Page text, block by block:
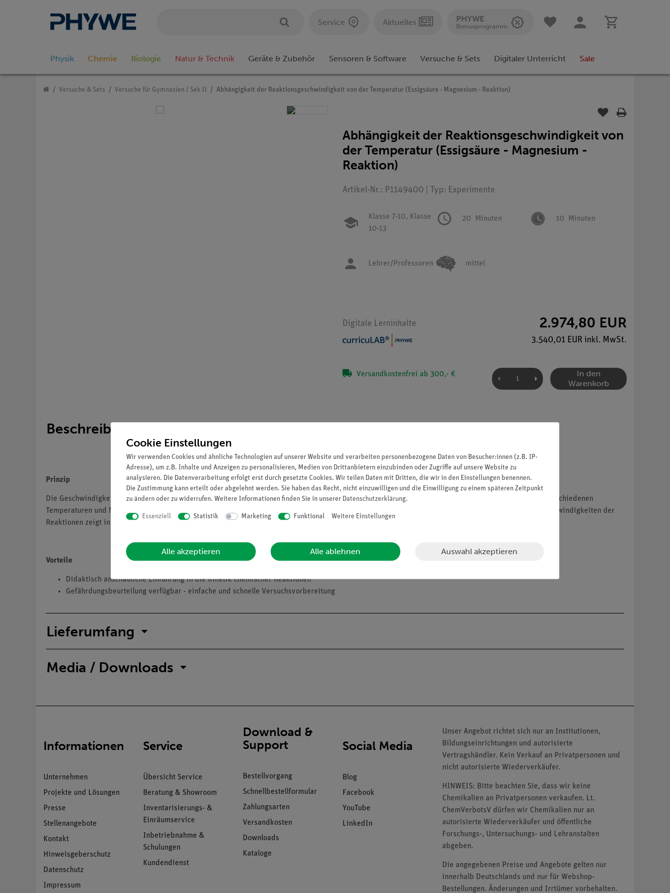
Service Aktuelles PHYWE
Bonusprogramm
Physik Chemie Biologie Natur & Technik Geräte & Zubehör Sensoren & Software Versuche & Sets Digitaler Unterricht Sale
Versuche & Sets Versuche für Gymnasien / Sek II Abhängigkeit der Reaktionsgeschwindigkeit von der Temperatur (Essigsäure - Magnesium - Reaktion)
Abhängigkeit der Reaktionsgeschwindigkeit von
der Temperatur (Essigsäure - Magnesium -
Reaktion)
Artikel-Nr.: P1149400 | Typ: Experimente
Klasse 7-10, Klasse
10-13
20 Minuten 10 Minuten
Lehrer/Professoren mittel
Digitale Lerninhalte 2.974,80 EUR
3.540,01 EUR inkl. MwSt.
Versandkostenfrei ab 300,- €
In den
Warenkorb
Beschreibung
Prinzip
Die Geschwindigkeit einer chemischen Reaktion wird stark von der Temperatur beeinflusst. Durch die Umsetzung von Magnesium mit Essigsäure bei verschiedenen
Temperaturen und Messen der dabei jeweils pro Zeiteinheit gebildeten Mengen an Wasserstoff lässt sich dies gut zeigen. Ein Vergleich der Anfangsgeschwindigkeiten der
Reaktionen zeigt in erster Näherung etwa eine Verdopplung der Reaktionsgeschwindigkeit bei einer Temperaturerhöhung um 10 K.
Vorteile
Didaktisch anschauliche Einführung in die Kinetik chemischer Reaktionen
Gefährdungsbeurteilung verfügbar - einfache und schnelle Versuchsvorbereitung
Lieferumfang
Media / Downloads
Informationen
Unternehmen
Projekte und Lösungen
Presse
Stellenangebote
Kontakt
Hinweisgeberschutz
Datenschutz
Impressum
Service
Übersicht Service
Beratung & Showroom
Inventarisierungs- &
Einräumservice
Inbetriebnahme &
Schulungen
Kundendienst
Download &
Support
Bestellvorgang
Schnellbestellformular
Zahlungsarten
Versandkosten
Downloads
Kataloge
Social Media
Blog
Facebook
YouTube
LinkedIn
Unser Angebot richtet sich nur an Institutionen,
Bildungseinrichtungen und autorisierte
Vertragshändler. Kein Verkauf an Privatpersonen und
nicht autorisierte Wiederverkäufer.
HINWEIS: Bitte beachten Sie, dass wir keine
Chemikalien an Privatpersonen verkaufen. Lt.
ChemVerbotsV dürfen wir Chemikalien nur an
autorisierte Wiederverkäufer und öffentliche
Forschungs-, Untersuchungs- und Lehranstalten
abgeben.
Die angegebenen Preise und Angebote gelten nur
innerhalb Deutschlands und nur für Webshop-
Bestellungen. Änderungen und Irrtümer vorbehalten.
Cookie Einstellungen
Wir verwenden Cookies und ähnliche Technologien auf unserer Website und verarbeiten personenbezogene Daten von Besucher:innen (z.B. IP-
Adresse), um z.B. Inhalte und Anzeigen zu personalisieren, Medien von Drittanbietern einzubinden oder Zugriffe auf unsere Website zu
analysieren. Die Datenverarbeitung erfolgt erst durch gesetzte Cookies. Wir teilen Daten mit Dritten, die wir in den Einstellungen benennen.
Die Zustimmung kann erteilt oder abgelehnt werden. Sie haben das Recht, nicht einzuwilligen und die Einwilligung zu einem späteren Zeitpunkt
zu ändern oder zu widerrufen. Weitere Informationen finden Sie in unserer Daten­schutz­erklärung.
Essenziell Statistik Marketing Funktional Weitere Einstellungen
Alle akzeptieren Alle ablehnen Auswahl akzeptieren